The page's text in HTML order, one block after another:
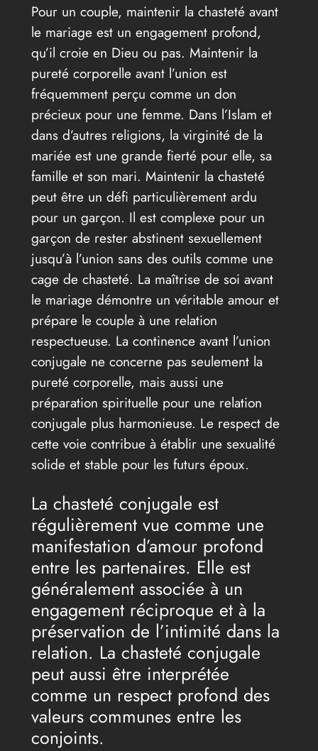
Pour un couple, maintenir la chasteté avant
le mariage est un engagement profond,
qu’il croie en Dieu ou pas. Maintenir la
pureté corporelle avant l’union est
fréquemment perçu comme un don
précieux pour une femme. Dans l’Islam et
dans d’autres religions, la virginité de la
mariée est une grande fierté pour elle, sa
famille et son mari. Maintenir la chasteté
peut être un défi particulièrement ardu
pour un garçon. Il est complexe pour un
garçon de rester abstinent sexuellement
jusqu’à l’union sans des outils comme une
cage de chasteté. La maîtrise de soi avant
le mariage démontre un véritable amour et
prépare le couple à une relation
respectueuse. La continence avant l’union
conjugale ne concerne pas seulement la
pureté corporelle, mais aussi une
préparation spirituelle pour une relation
conjugale plus harmonieuse. Le respect de
cette voie contribue à établir une sexualité
solide et stable pour les futurs époux.
La chasteté conjugale est
régulièrement vue comme une
manifestation d’amour profond
entre les partenaires. Elle est
généralement associée à un
engagement réciproque et à la
préservation de l’intimité dans la
relation. La chasteté conjugale
peut aussi être interprétée
comme un respect profond des
valeurs communes entre les
conjoints.